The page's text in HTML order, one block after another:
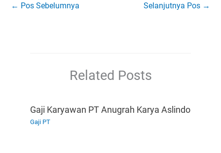
← Pos Sebelumnya Selanjutnya Pos →
Related Posts
Gaji Karyawan PT Anugrah Karya Aslindo
Gaji PT